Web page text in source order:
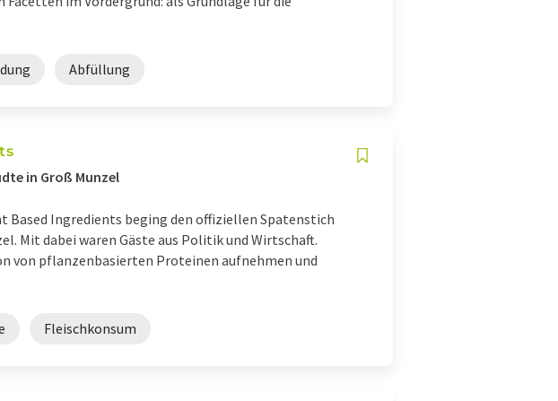
Abfüllung
in Groß Munzel
Based Ingredients beging den offiziellen Spatenstich
Mit dabei waren Gäste aus Politik und Wirtschaft.
von pflanzenbasierten Proteinen aufnehmen und
Fleischkonsum